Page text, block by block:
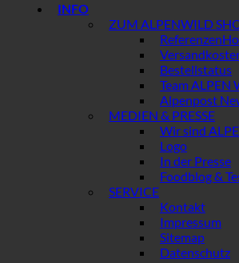
INFO
ZUM ALPENWILD
Referenzen
Bestellstatus
Team ALPEN
Alpenpost
MEDIEN & PRESSE
Wir sind
Logo
In der Presse
Foodblog &
SERVICE
Kontakt
Impressum
Sitemap
Datenschutz